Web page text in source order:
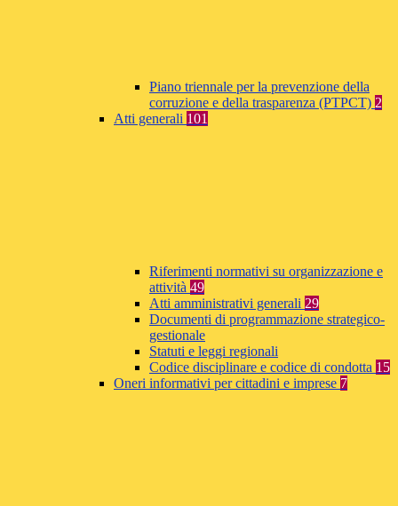
Piano triennale per la prevenzione della
corruzione e della trasparenza (PTPCT) 2
Atti generali 101
Riferimenti normativi su organizzazione e
attività 49
Atti amministrativi generali 29
Documenti di programmazione strategico-
gestionale
Statuti e leggi regionali
Codice disciplinare e codice di condotta 15
Oneri informativi per cittadini e imprese 7